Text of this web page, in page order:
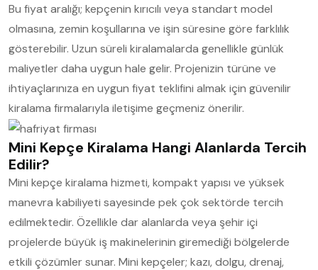
Bu fiyat aralığı; kepçenin kırıcılı veya standart model
olmasına, zemin koşullarına ve işin süresine göre farklılık
gösterebilir. Uzun süreli kiralamalarda genellikle günlük
maliyetler daha uygun hale gelir. Projenizin türüne ve
ihtiyaçlarınıza en uygun fiyat teklifini almak için güvenilir
kiralama firmalarıyla iletişime geçmeniz önerilir.
Mini Kepçe Kiralama Hangi Alanlarda Tercih
Edilir?
Mini kepçe kiralama hizmeti, kompakt yapısı ve yüksek
manevra kabiliyeti sayesinde pek çok sektörde tercih
edilmektedir. Özellikle dar alanlarda veya şehir içi
projelerde büyük iş makinelerinin giremediği bölgelerde
etkili çözümler sunar. Mini kepçeler; kazı, dolgu, drenaj,